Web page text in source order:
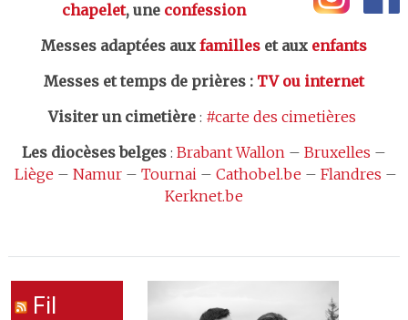
chapelet, une confession
Messes adaptées aux familleset aux enfants
Messes et temps de prières: TV ou internet
Visiter un cimetière: #carte des cimetières
Les diocèses belges: Brabant Wallon– Bruxelles –
Liège – Namur– Tournai– Cathobel.be – Flandres –
Kerknet.be
Fil